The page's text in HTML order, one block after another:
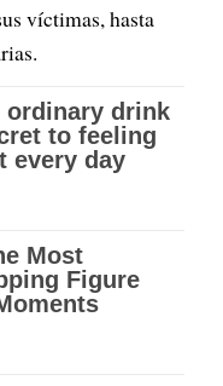
víctimas, hasta